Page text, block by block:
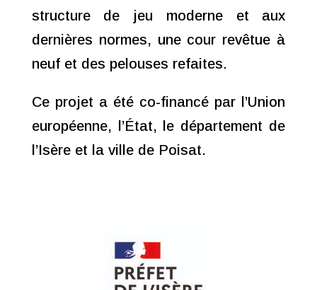
structure de jeu moderne et aux
dernières normes, une cour revêtue à
neuf et des pelouses refaites.
Ce projet a été co-financé par l’Union
européenne, l’État, le département de
l’Isère et la ville de Poisat.